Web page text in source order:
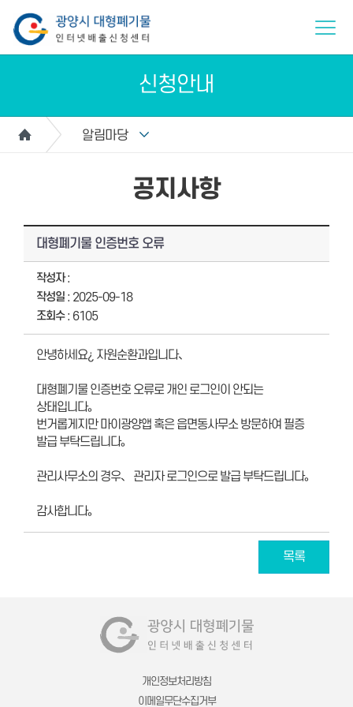
신청안내
알림마당
공지사항
대형폐기물 인증번호 오류
작성자:
작성일 : 2025-09-18
조회수: 6105
안녕하세요¿ 자원순환과입니다、
대형폐기물 인증번호 오류로 개인 로그인이 안되는
상태입니다。
번거롭게지만 마이광양앱 혹은 읍면동사무소 방문하여 필증
발급 부탁드립니다。
관리사무소의 경우、 관리자 로그인으로 발급 부탁드립니다。
감사합니다。
목록
개인정보처리방침
이메일무단수집거부